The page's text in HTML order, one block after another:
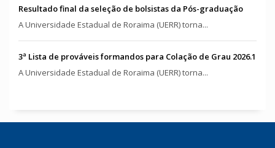
Resultado final da seleção de bolsistas da Pós-graduação
A Universidade Estadual de Roraima (UERR) torna...
3ª Lista de prováveis formandos para Colação de Grau 2026.1
A Universidade Estadual de Roraima (UERR) torna...